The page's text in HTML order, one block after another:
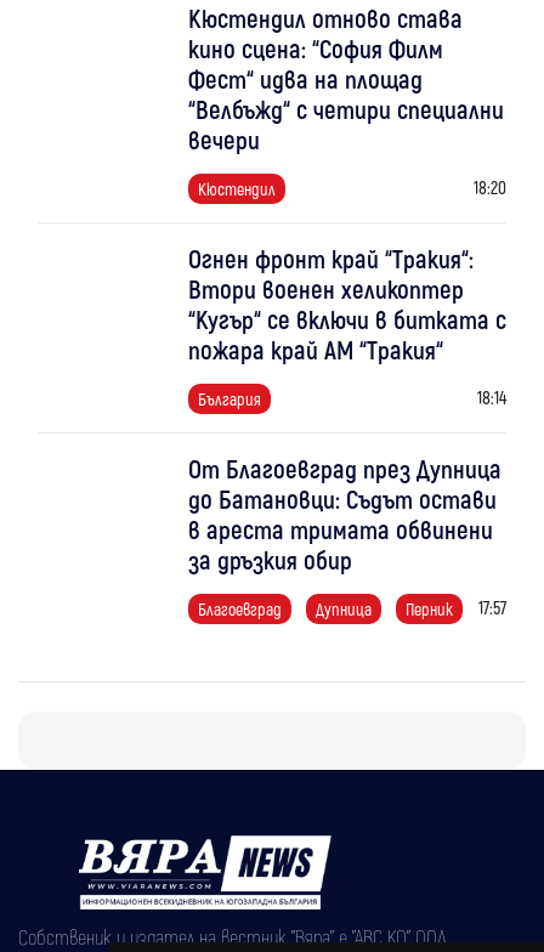
Кюстендил отново става
кино сцена: “София Филм
Фест“ идва на площад
“Велбъжд“ с четири специални
вечери
Кюстендил 18:20
Огнен фронт край “Тракия“:
Втори военен хеликоптер
“Кугър“ се включи в битката с
пожара край АМ “Тракия“
България 18:14
От Благоевград през Дупница
до Батановци: Съдът остави
в ареста тримата обвинени
за дръзкия обир
Благоевград Дупница Перник 17:57
Собственик и издател на вестник "Вяра" е "АВС КО" ООД,